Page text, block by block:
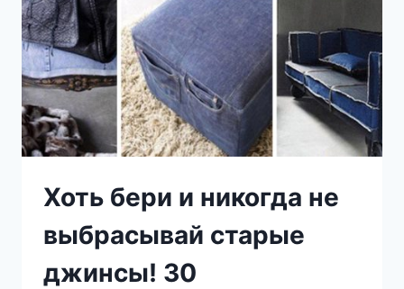
ВЕЧЕР
КРАСОТА
ГОТОВА
Хоть бери и никогда не
выбрасывай старые
джинсы! 30